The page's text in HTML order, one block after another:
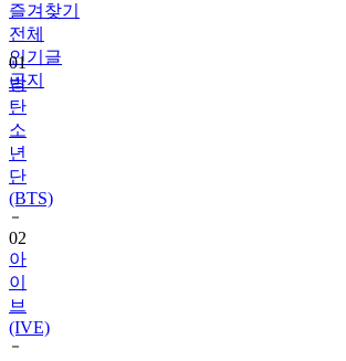
즐겨찾기
전체
인기글
공지
01
방
탄
소
년
단
(BTS)
02
아
이
브
(IVE)
03
데